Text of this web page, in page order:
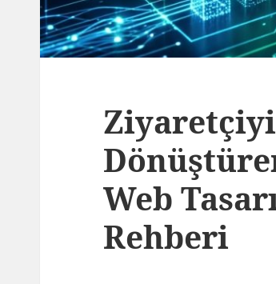
Web
Rehberi